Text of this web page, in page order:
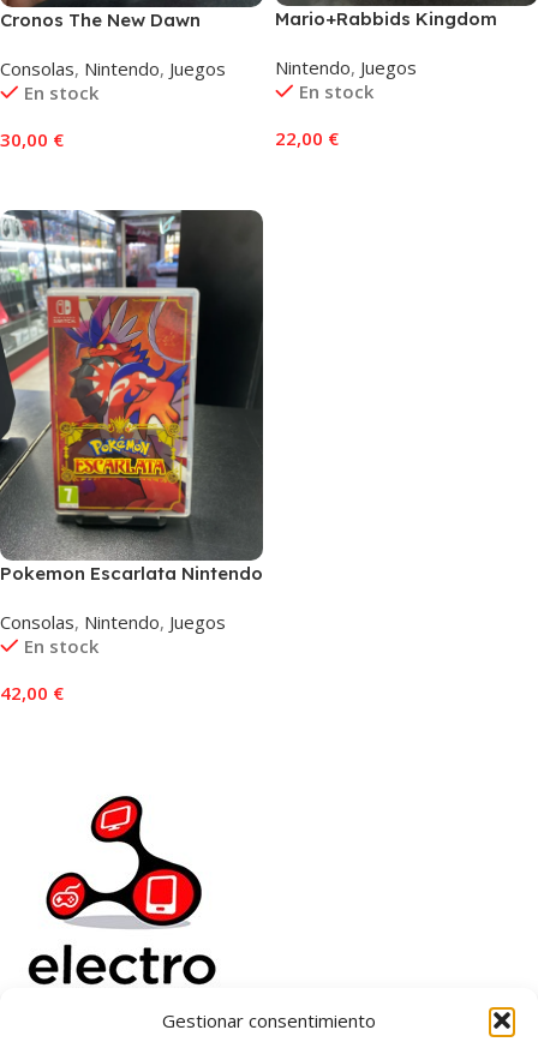
Gestionar consentimiento
Cronos The New Dawn
Consolas, Nintendo, Juegos
En stock
30,00 €
Mario+Rabbids Kingdom
Nintendo, Juegos
En stock
22,00 €
Pokemon Escarlata Nintendo
Consolas, Nintendo, Juegos
En stock
42,00 €